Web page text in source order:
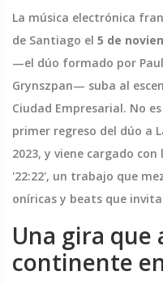
La música electrónica
de Santiago el 5 de
—el dúo formado por
Grynszpan— suba al
Ciudad Empresarial. No
primer regreso del dúo a
2023, y viene cargado
'22:22', un trabajo que
oníricas y beats que
Una gira que
continente